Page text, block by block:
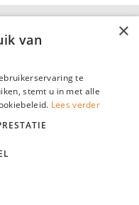
in België!
publicatie.
×
van
te
stemt u in met alle
Lees verder